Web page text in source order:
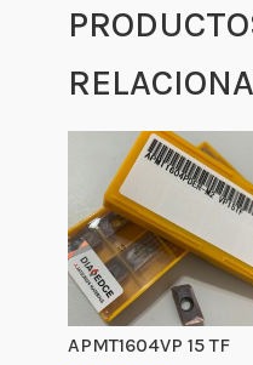
APMT1604VP 15 TF